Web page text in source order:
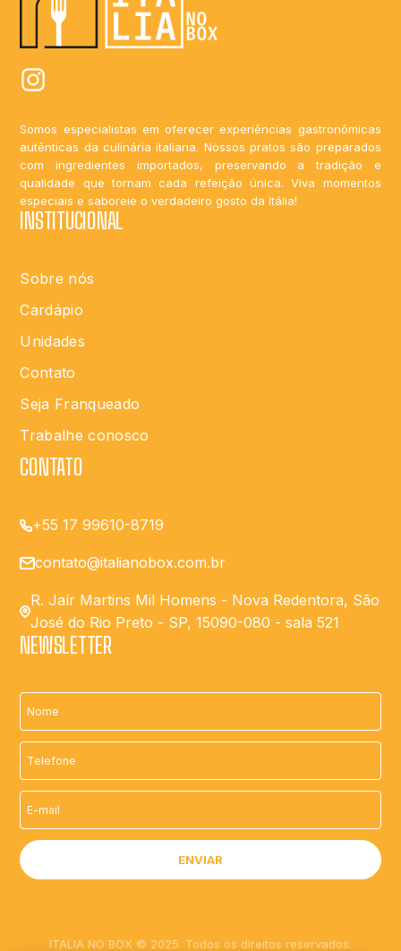
Somos especialistas em oferecer experiências gastronômicas
autênticas da culinária italiana. Nossos pratos são preparados
com ingredientes importados, preservando a tradição e
qualidade que tornam cada refeição única. Viva momentos
especiais e saboreie o verdadeiro gosto da Itália!
INSTITUCIONAL
Sobre nós
Cardápio
Unidades
Contato
Seja Franqueado
Trabalhe conosco
CONTATO
+55 17 99610-8719
contato@italianobox.com.br
R. Jaír Martins Mil Homens - Nova Redentora, São
José do Rio Preto - SP, 15090-080 - sala 521
NEWSLETTER
ITALIA NO BOX © 2025. Todos os direitos reservados.